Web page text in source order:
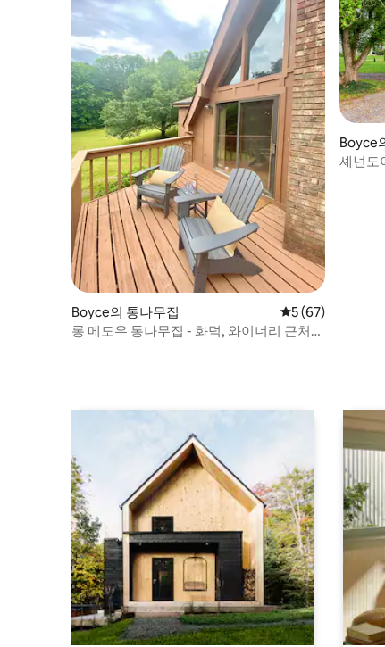
Boyce의 통나무집 평점 5점(5점 만점
5 (67)
롱 메도우 통나무집 - 화덕, 와이너리 근처/
Boyce
셰넌도